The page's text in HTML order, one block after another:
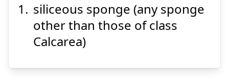
珪
質
海
綿
けい
しつ
かい
めん
siliceous sponge (any sponge
other than those of class
Calcarea)